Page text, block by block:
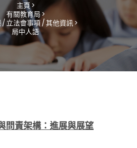
主頁 >
有關教育局 >
/ 立法會事項 / 其他資訊 >
局中人語
問責架構：進展與展望